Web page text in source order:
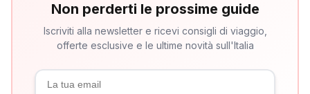
Non perderti le prossime guide
Iscriviti alla newsletter e ricevi consigli di viaggio,
offerte esclusive e le ultime novità sull'Italia